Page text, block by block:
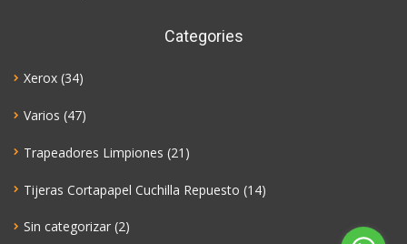
Categories
Xerox (34)
Varios (47)
Trapeadores Limpiones (21)
Tijeras Cortapapel Cuchilla Repuesto (14)
Sin categorizar (2)